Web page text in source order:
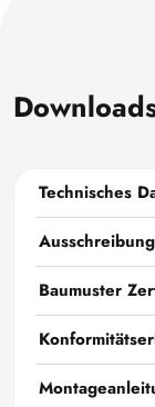
Technisches
Baumuster